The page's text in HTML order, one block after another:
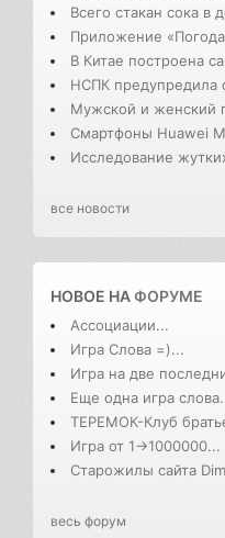
Всего стакан сока в
Приложение
В Китае построена
НСПК предупредила
Мужской и женский
Смартфоны Huawei
Исследование
все новости
НОВОЕ НАФОРУМЕ
Ассоциации...
Игра Слова =)...
Игра на две
Еще одна игра
ТЕРЕМОК-Клуб
Игра от 1->1000000...
Старожилы сайта
весь форум